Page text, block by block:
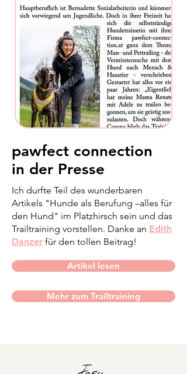
pawfect connection
in der Presse
Ich durfte Teil des wunderbaren
Artikels "Hunde als Berufung –alles für
den Hund" im Platzhirsch sein und das
Trailtraining vorstellen. Danke an Edith
Danzer für den tollen Beitrag!
Artikel lesen
Mehr zum Trailtraining